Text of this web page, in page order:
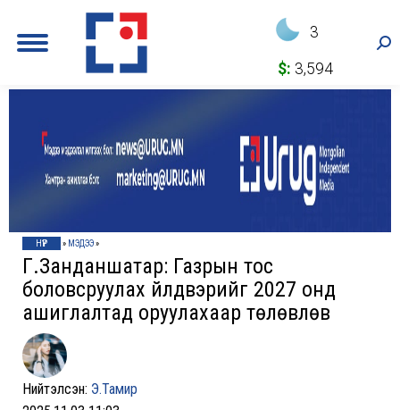
3
$: 3,594
НҮҮР » МЭДЭЭ»
Г.Занданшатар: Газрын тос
боловсруулах үйлдвэрийг 2027 онд
ашиглалтад оруулахаар төлөвлөв
Нийтэлсэн: Э.Тамир